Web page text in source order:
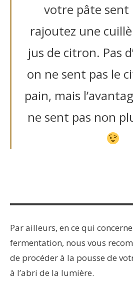
votre pâte sent
rajoutez une
jus de citron. Pas
on ne sent pas le
pain, mais
ne sent pas non
Par ailleurs, en ce qui
fermentation, nous vous
de procéder à la pousse de
à l’abri de la lumière.